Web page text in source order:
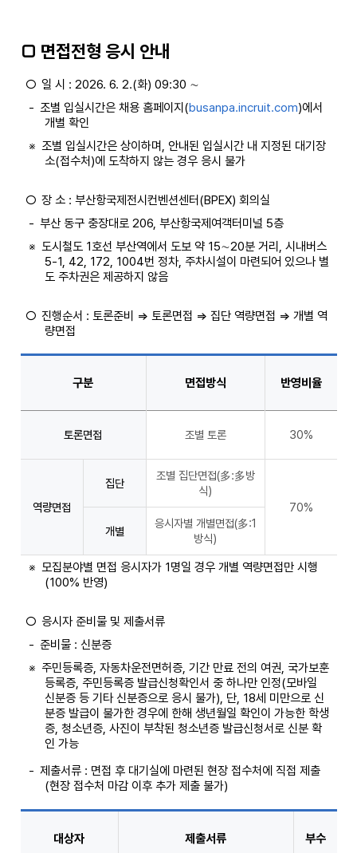
□ 면접전형 응시 안내
○ 일 시 : 2026. 6. 2.(화) 09:30 ∼
- 조별 입실시간은 채용 홈페이지(busanpa.incruit.com)에서
개별 확인
※ 조별 입실시간은 상이하며, 안내된 입실시간 내 지정된 대기장
소(접수처)에 도착하지 않는 경우 응시 불가
○ 장 소 : 부산항국제전시컨벤션센터(BPEX) 회의실
- 부산 동구 충장대로 206, 부산항국제여객터미널 5층
※ 도시철도 1호선 부산역에서 도보 약 15∼20분 거리, 시내버스
5-1, 42, 172, 1004번 정차, 주차시설이 마련되어 있으나 별
도 주차권은 제공하지 않음
○ 진행순서 : 토론준비 ⇒ 토론면접 ⇒ 집단 역량면접 ⇒ 개별 역
량면접
구분 면접방식 반영비율
토론면접 조별 토론 30%
역량면접
집단
조별 집단면접(多:多방
식)
70%
개별
응시자별 개별면접(多:1
방식)
※ 모집분야별 면접 응시자가 1명일 경우 개별 역량면접만 시행
(100% 반영)
○ 응시자 준비물 및 제출서류
- 준비물 : 신분증
※ 주민등록증, 자동차운전면허증, 기간 만료 전의 여권, 국가보훈
등록증, 주민등록증 발급신청확인서 중 하나만 인정(모바일
신분증 등 기타 신분증으로 응시 불가), 단, 18세 미만으로 신
분증 발급이 불가한 경우에 한해 생년월일 확인이 가능한 학생
증, 청소년증, 사진이 부착된 청소년증 발급신청서로 신분 확
인 가능
- 제출서류 : 면접 후 대기실에 마련된 현장 접수처에 직접 제출
(현장 접수처 마감 이후 추가 제출 불가)
대상자 제출서류 부수